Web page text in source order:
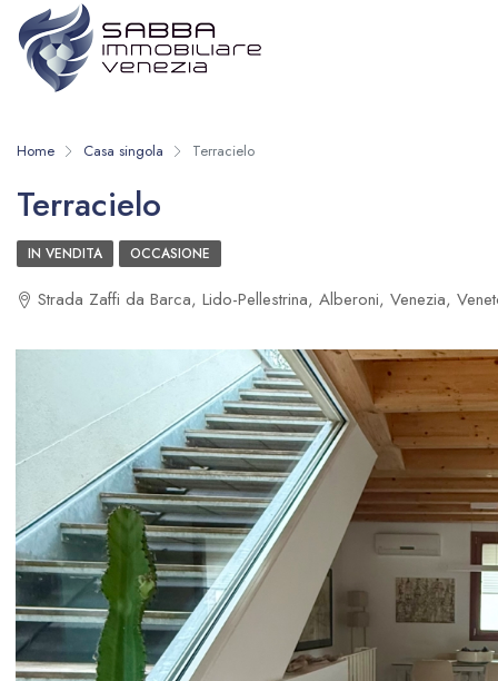
Home Casa singola Terracielo
Terracielo
IN VENDITA OCCASIONE
Strada Zaffi da Barca, Lido-Pellestrina, Alberoni, Venezia,